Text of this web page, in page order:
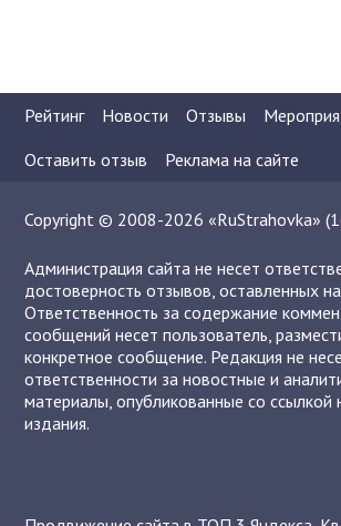
Рейтинг Новости Отзывы
Оставить отзыв
Реклама на сайте
Copyright © 2008-2026 «RuStrahovka»
Администрация сайта не несет
достоверность отзывов, оставленных
Ответственность за содержание
сообщений несет пользователь,
конкретное сообщение. Редакция не
ответственности за новостные и
материалы, опубликованные со ссылкой
издания.